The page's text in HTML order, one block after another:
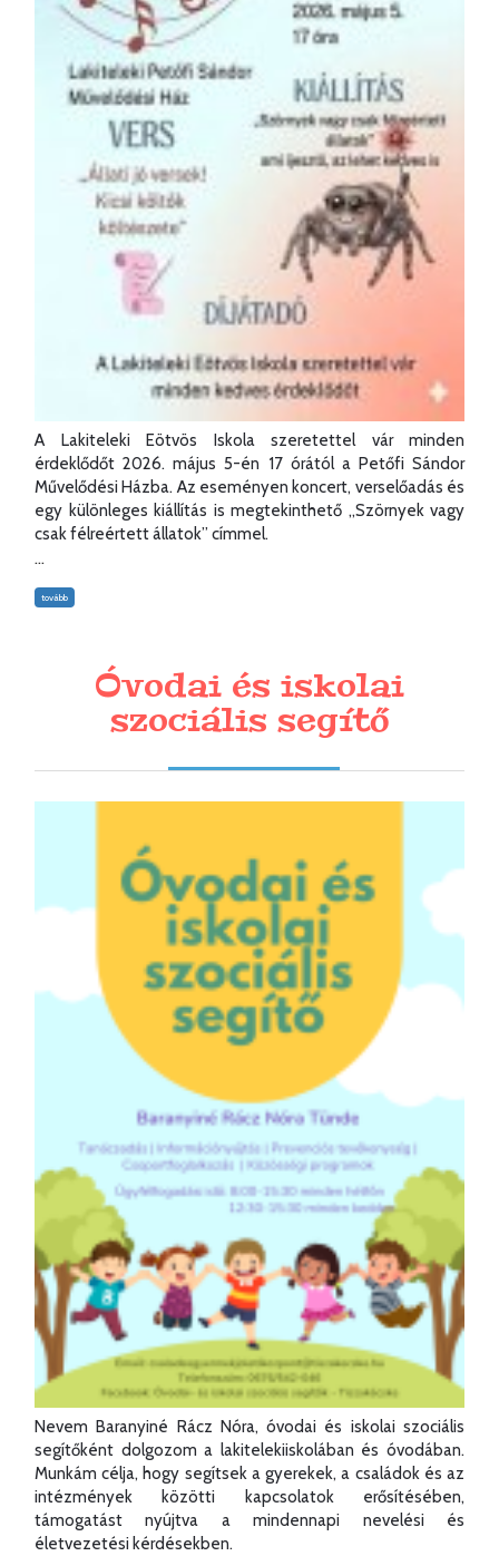
A Lakiteleki Eötvös Iskola szeretettel vár minden
érdeklődőt 2026. május 5-én 17 órától a Petőfi Sándor
Művelődési Házba. Az eseményen koncert, verselőadás és
egy különleges kiállítás is megtekinthető „Szörnyek vagy
csak félreértett állatok” címmel.
...
tovább
Óvodai és iskolai
szociális segítő
Nevem Baranyiné Rácz Nóra, óvodai és iskolai szociális
segítőként dolgozom a lakitelekiiskolában és óvodában.
Munkám célja, hogy segítsek a gyerekek, a családok és az
intézmények közötti kapcsolatok erősítésében,
támogatást nyújtva a mindennapi nevelési és
életvezetési kérdésekben.